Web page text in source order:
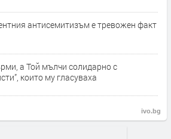
антисемитизъм е тревожен факт
а Той мълчи солидарно с
които му гласуваха
ivo.bg